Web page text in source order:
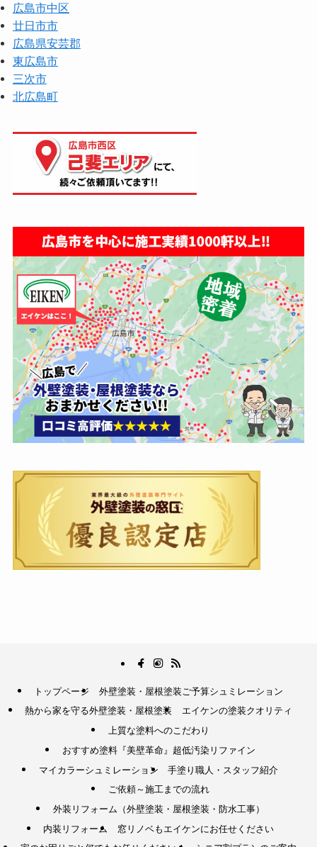
広島市中区
廿日市市
広島県安芸郡
東広島市
三次市
北広島町
トップページ
外壁塗装・屋根塗装ご予算シュミレーション
熱から家を守る外壁塗装・屋根塗装
エイケンの塗装クオリティ
上質な塗料へのこだわり
おすすめ塗料『美壁革命』超低汚染リファイン
マイカラーシュミレーション
手塗り職人・スタッフ紹介
ご依頼～施工までの流れ
外装リフォーム（外壁塗装・屋根塗装・防水工事）
内装リフォーム
窓リノベもエイケンにお任せください